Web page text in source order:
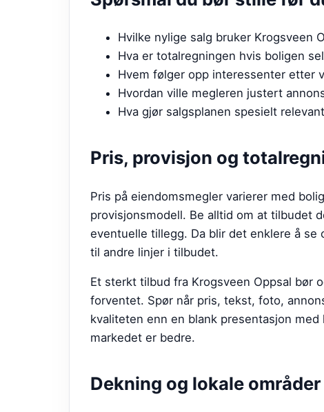
Hvilke nylige salg bruker Krogsveen
Hva er totalregningen hvis boligen
Hvem følger opp interessenter etter
Hvordan ville megleren justert
Hva gjør salgsplanen spesielt
Pris, provisjon og
Pris på eiendomsmegler varierer med
provisjonsmodell. Be alltid om at tilbudet
eventuelle tillegg. Da blir det enklere å
til andre linjer i tilbudet.
Et sterkt tilbud fra Krogsveen Oppsal bør
forventet. Spør når pris, tekst, foto,
kvaliteten enn en blank presentasjon
markedet er bedre.
Dekning og lokale områder